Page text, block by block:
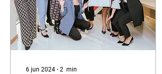
6 jun 2024 ∙ 2 min